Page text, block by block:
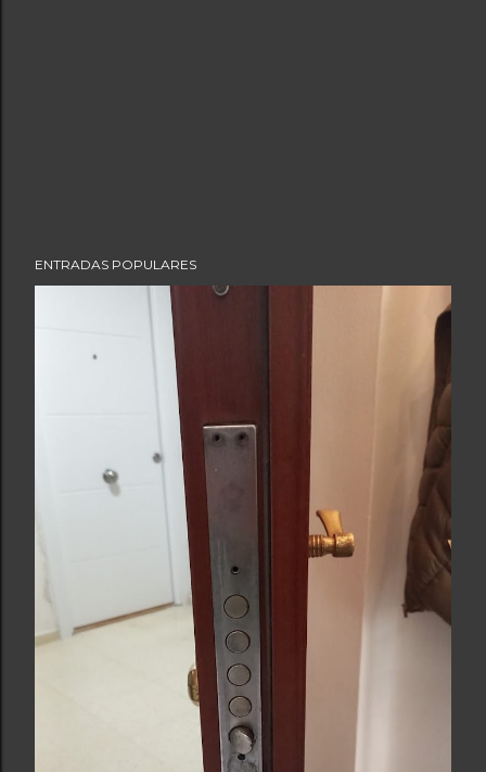
ENTRADAS POPULARES